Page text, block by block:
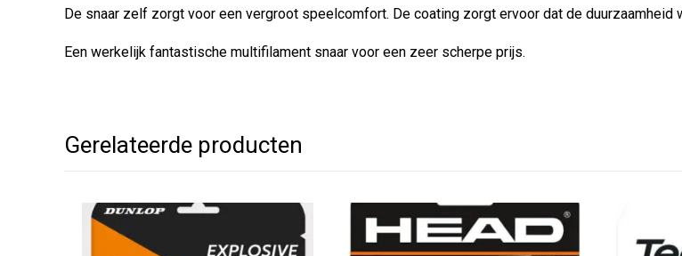
De snaar zelf zorgt voor een vergroot speelcomfort. De coating zorgt ervoor dat de duurzaamheid
Een werkelijk fantastische multifilament snaar voor een zeer scherpe prijs.
Gerelateerde producten